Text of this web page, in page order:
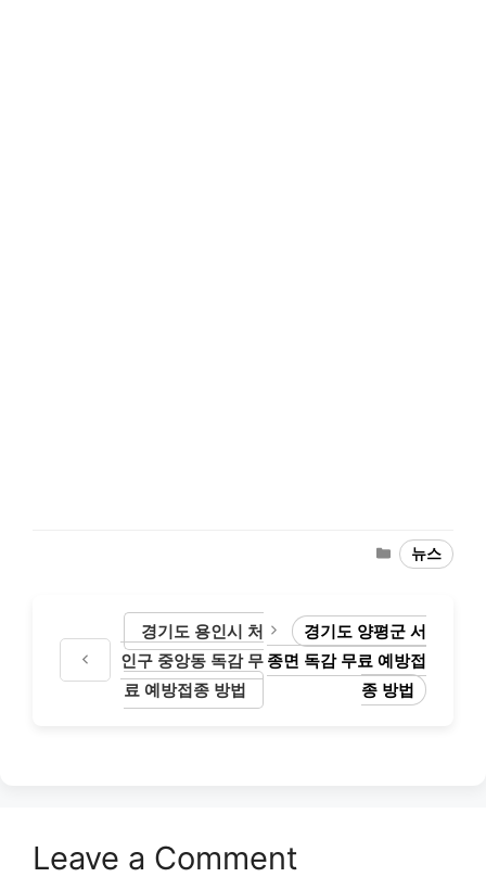
Categories
뉴스
경기도 용인시 처
인구 중앙동 독감 무
료 예방접종 방법
경기도 양평군 서
종면 독감 무료 예방접
종 방법
Leave a Comment